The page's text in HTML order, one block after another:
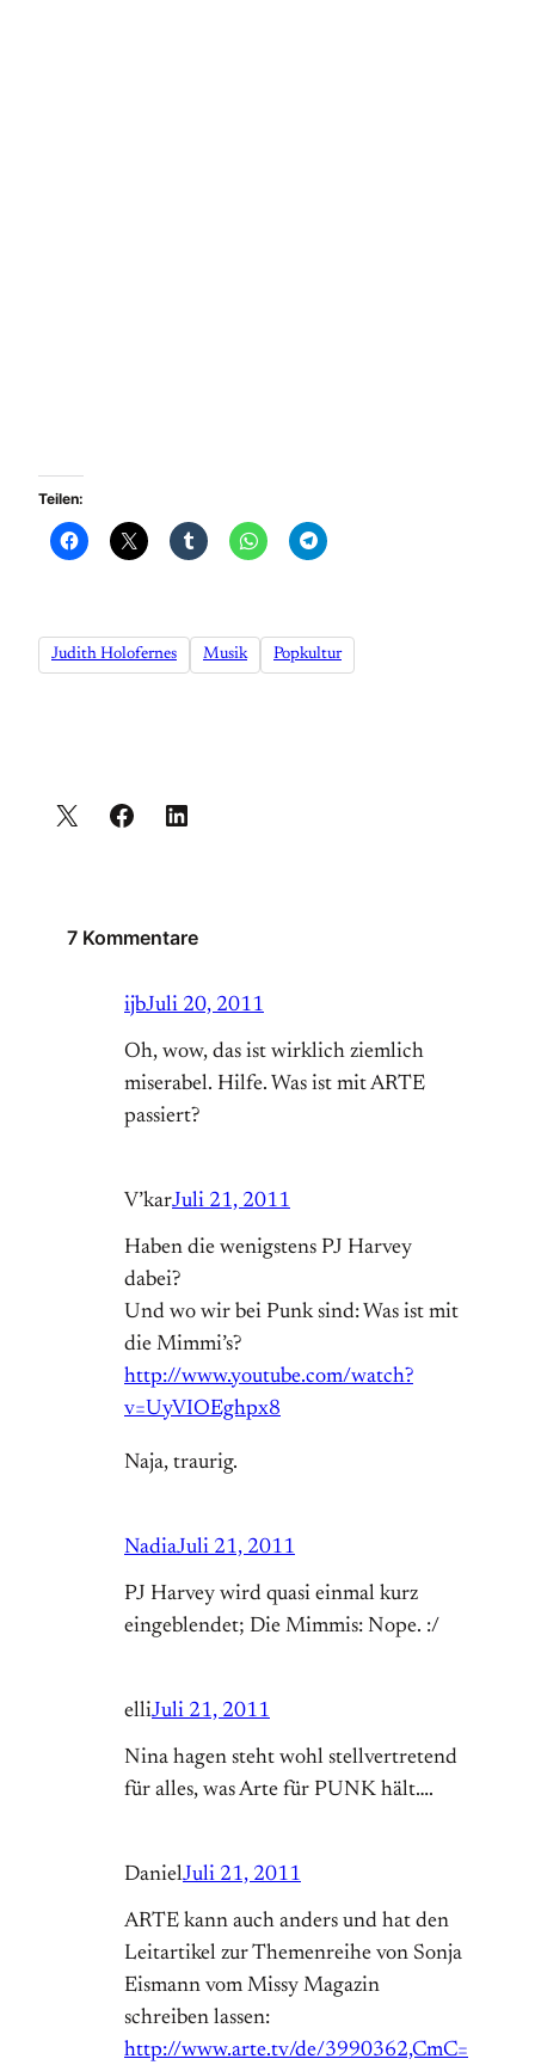
Teilen:
Judith Holofernes Musik Popkultur
7 Kommentare
ijbJuli 20, 2011
Oh, wow, das ist wirklich ziemlich
miserabel. Hilfe. Was ist mit ARTE
passiert?
V’karJuli 21, 2011
Haben die wenigstens PJ Harvey
dabei?
Und wo wir bei Punk sind: Was ist mit
die Mimmi’s?
http://www.youtube.com/watch?
v=UyVIOEghpx8
Naja, traurig.
NadiaJuli 21, 2011
PJ Harvey wird quasi einmal kurz
eingeblendet; Die Mimmis: Nope. :/
elliJuli 21, 2011
Nina hagen steht wohl stellvertretend
für alles, was Arte für PUNK hält….
DanielJuli 21, 2011
ARTE kann auch anders und hat den
Leitartikel zur Themenreihe von Sonja
Eismann vom Missy Magazin
schreiben lassen:
http://www.arte.tv/de/3990362,CmC=